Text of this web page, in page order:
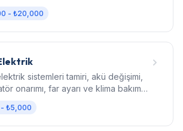
- ₺20,000
sistemleri tamiri, akü değişimi,
onarımı, far ayarı ve klima bakım
₺5,000